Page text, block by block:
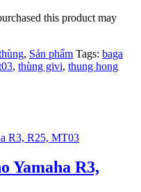
this product may
, Sản phẩm Tags: baga
, thùng givi, thung hong
Yamaha R3,